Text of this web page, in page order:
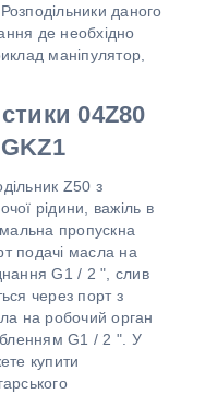
даного
де необхідно
маніпулятор,
04Z80
Z50 з
рідини, важіль в
пропускна
подачі масла на
G1 / 2 ", слив
через порт з
на робочий орган
G1 / 2 ". У
купити